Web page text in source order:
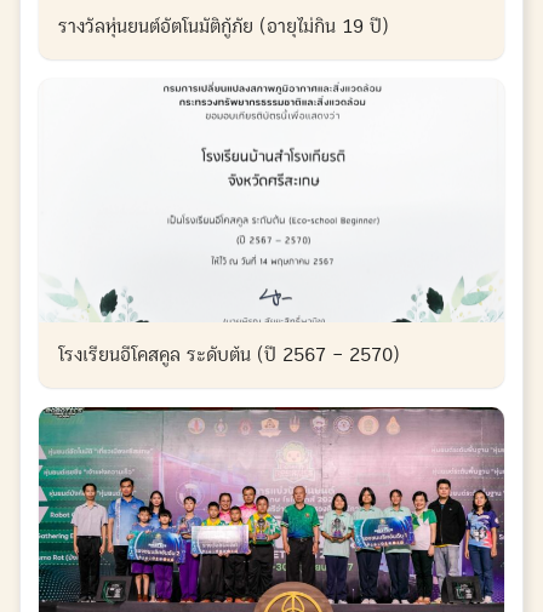
รางวัลหุ่นยนต์อัตโนมัติกู้ภัย (อายุไม่กิน 19 ปี)
โรงเรียนอีโคสคูล ระดับต้น (ปี 2567 – 2570)